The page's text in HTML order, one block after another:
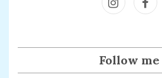
m
Follow me